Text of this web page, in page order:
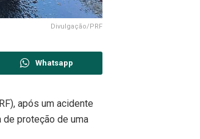
Divulgação/PRF
Whatsapp
após um acidente
de proteção de uma